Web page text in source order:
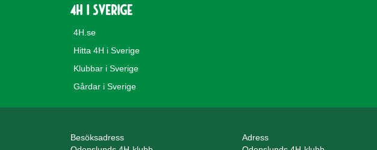
4H i Sverige
4H.se
Hitta 4H i Sverige
Klubbar i Sverige
Gårdar i Sverige
Besöksadress
Adress